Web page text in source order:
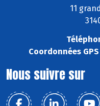
11
Coordonnées GPS
Nous suivre sur